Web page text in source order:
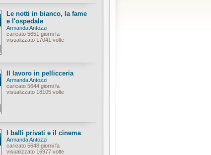
Le notti in bianco, la fame
e l'ospedale
Armanda Antozzi
caricato 5651 giorni fa
visualizzato 17041 volte
Il lavoro in pellicceria
Armanda Antozzi
caricato 5644 giorni fa
visualizzato 18105 volte
I balli privati e il cinema
Armanda Antozzi
caricato 5648 giorni fa
visualizzato 16977 volte